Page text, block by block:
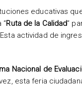
educativas
“Ruta de la Calidad”
actividad de
Nacional de
esta feria